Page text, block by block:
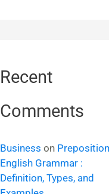
Recent
Comments
Business on
English Grammar :
Definition, Types, and